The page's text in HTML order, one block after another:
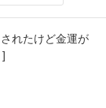
れたけど金運が